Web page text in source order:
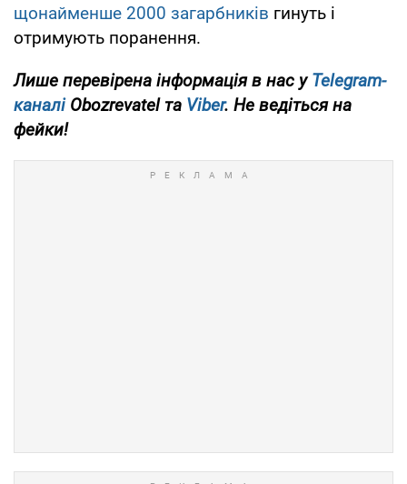
щонайменше 2000 загарбників гинуть і
отримують поранення.
Лише перевірена інформація в нас уTelegram-
каналіObozrevatel та Viber. Не ведіться на
фейки!